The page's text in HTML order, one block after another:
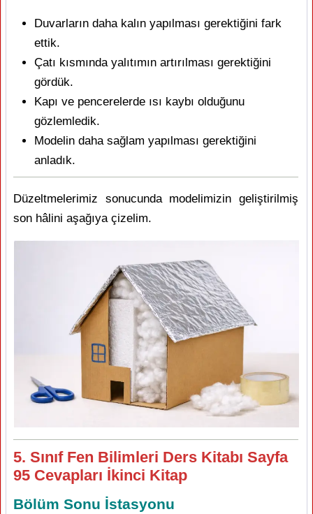
Duvarların daha kalın yapılması gerektiğini fark
ettik.
Çatı kısmında yalıtımın artırılması gerektiğini
gördük.
Kapı ve pencerelerde ısı kaybı olduğunu
gözlemledik.
Modelin daha sağlam yapılması gerektiğini
anladık.
Düzeltmelerimiz sonucunda modelimizin geliştirilmiş
son hâlini aşağıya çizelim.
5. Sınıf Fen Bilimleri Ders Kitabı Sayfa
95 Cevapları İkinci Kitap
Bölüm Sonu İstasyonu